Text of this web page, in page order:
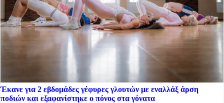
Έκανε για 2 εβδομάδες γέφυρες γλουτών με εναλλάξ άρση
ποδιών και εξαφανίστηκε ο πόνος στα γόνατα